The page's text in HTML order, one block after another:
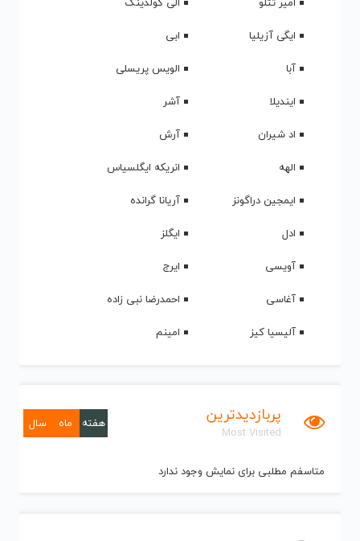
ایگی آزیلیا
ابی
آبا
الویس پریسلی
ایندیلا
آشر
اد شیران
آرش
الهه
انریکه ایگلسیاس
ایمجین دراگونز
آریانا گرانده
ادل
ایگلز
آویسی
ایرج
آغاسی
احمدرضا نبی زاده
آلیسیا کیز
امینم
پربازدیدترین
Most Visited
هفته ماه سال
متاسفم مطلبی برای نمایش وجود ندارد